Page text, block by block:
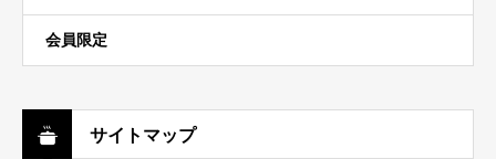
会員限定
サイトマップ